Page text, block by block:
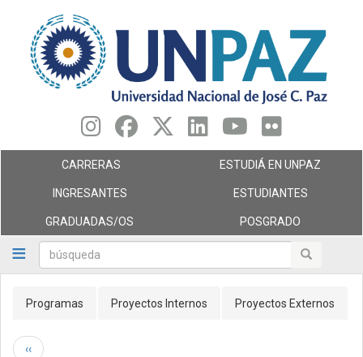
contenido
principal
búsqueda búsqueda
CARRERAS ESTUDIÁ EN UNPAZ
INGRESANTES ESTUDIANTES
GRADUADAS/OS POSGRADO
Primary
tabs
Programas Proyectos Internos Proyectos Externos
Paginación
Página anterior
‹‹